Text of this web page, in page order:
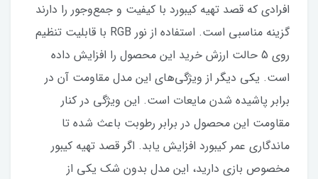
افرادی که قصد تهیه کیبورد با کیفیت و جمع‌و‌جور را دارند
گزینه مناسبی است. استفاده از نور RGB با قابلیت تنظیم
روی 5 حالت ارزش خرید این محصول را افزایش داده
است. یکی دیگر از ویژگی‌های این مدل مقاومت آن در
برابر پاشیده شدن مایعات است. این ویژگی در کنار
مقاومت این محصول در برابر رطوبت باعث شده تا
ماندگاری عمر کیبورد افزایش یابد. اگر قصد تهیه کیبور
مخصوص بازی دارید، این مدل بدون شک یکی از